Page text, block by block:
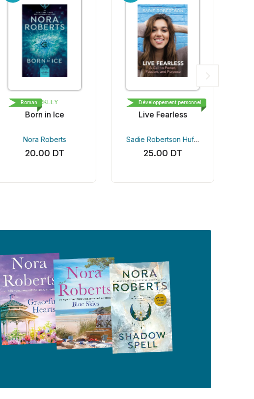
BERKLEY
Born in Ice
Nora Roberts
20.00 DT
Roman TOMMY NELSON
Live Fearless
Sadie Robertson HuffBeth Clark Louie
25.00DT
Développement personnel